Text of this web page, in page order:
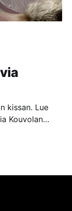
kissan. Lue
Kouvolan